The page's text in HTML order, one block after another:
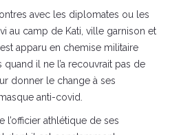
avec les diplomates ou les
au camp de Kati, ville garnison et
apparu en chemise militaire
il ne l’a recouvrait pas de
donner le change à ses
anti-covid.
l’officier athlétique de ses